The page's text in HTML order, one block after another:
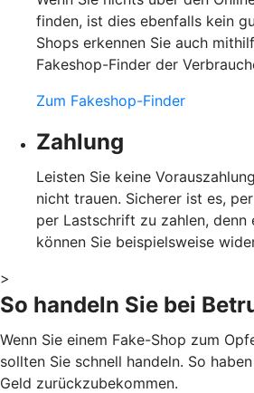
finden, ist dies ebenfalls kein
Shops erkennen Sie auch
Fakeshop-Finder der
Zum Fakeshop-Finder
Zahlung
Leisten Sie keine
nicht trauen. Sicherer ist es,
per Lastschrift zu zahlen, denn
können Sie beispielsweise
>
So handeln Sie bei
Wenn Sie einem Fake-Shop zum
sollten Sie schnell handeln. So
Geld zurückzubekommen.